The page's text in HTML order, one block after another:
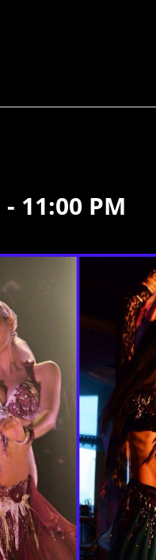
- 11:00 PM